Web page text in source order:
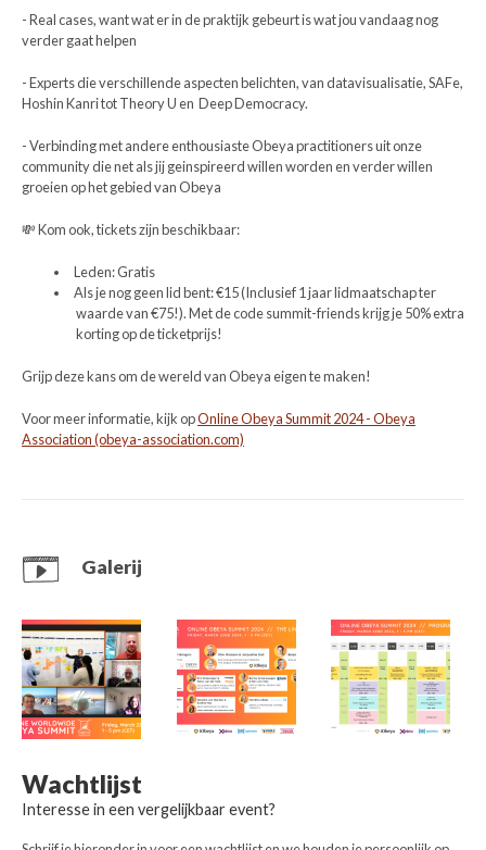
- Real cases, want wat er in de praktijk gebeurt is wat jou vandaag nog
verder gaat helpen
- Experts die verschillende aspecten belichten, van datavisualisatie, SAFe,
Hoshin Kanri tot Theory U en Deep Democracy.
- Verbinding met andere enthousiaste Obeya practitioners uit onze
community die net als jij geinspireerd willen worden en verder willen
groeien op het gebied van Obeya
💸 Kom ook, tickets zijn beschikbaar:
Leden: Gratis
Als je nog geen lid bent: €15 (Inclusief 1 jaar lidmaatschap ter
waarde van €75!). Met de code summit-friends krijg je 50% extra
korting op de ticketprijs!
Grijp deze kans om de wereld van Obeya eigen te maken!
Voor meer informatie, kijk opOnline Obeya Summit 2024 - Obeya
Association (obeya-association.com)
Galerij
Wachtlijst
Interesse in een vergelijkbaar event?